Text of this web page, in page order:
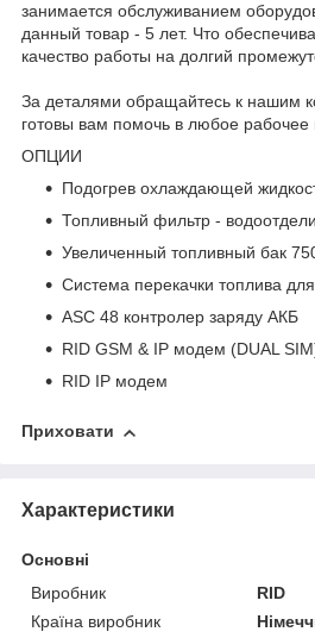
занимается обслуживанием
данный товар - 5 лет. Что
качество работы на долгий
За деталями обращайтесь к нашим
готовы вам помочь в любое рабочее
ОПЦИИ
Подогрев охлаждающей
Топливный фильтр -
Увеличенный топливный бак
Система перекачки топлива
ASC 48 контролер заряду АКБ
RID GSM & IP модем (DUAL
RID IP модем
Приховати
Характеристики
Основні
Виробник
RID
Країна виробник